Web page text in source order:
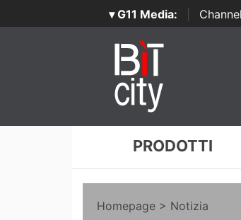
▾ G11 Media:
PRODOTTI
Homepage > Notizia